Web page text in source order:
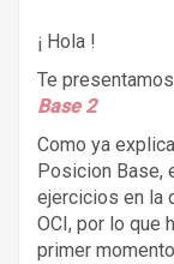
¡ Hola !
Te
Base 2
Como ya
Posicion Base,
ejercicios en la
OCI, por lo que
primer